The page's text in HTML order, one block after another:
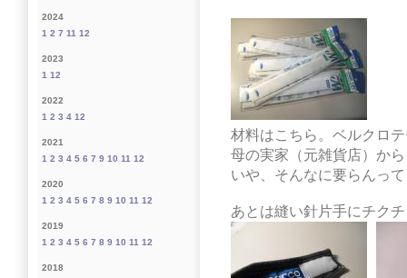
材料はこちら。ベルクロ
母の実家（元雑貨店）か
いや、そんなに要らんっ
あとは縫い針片手にチク
2024
1 2 7 11 12
2023
1 12
2022
1 2 3 4 12
2021
1 2 3 4 5 6 7 9 10 11 12
2020
1 2 3 4 5 6 7 8 9 10 11 12
2019
1 2 3 4 5 6 7 8 9 10 11 12
2018